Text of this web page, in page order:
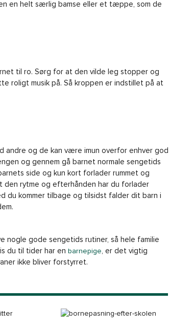
en helt særlig bamse eller et tæppe, som de
til ro. Sørg for at den vilde leg stopper og
roligt musik på. Så kroppen er indstillet på at
andre og de kan være imun overfor enhver god
og gennem gå barnet normale sengetids
side og kun kort forlader rummet og
den rytme og efterhånden har du forlader
du kommer tilbage og tilsidst falder dit barn i
nogle gode sengetids rutiner, så hele familie
du til tider har en barnepige, er det vigtig
ikke bliver forstyrret.